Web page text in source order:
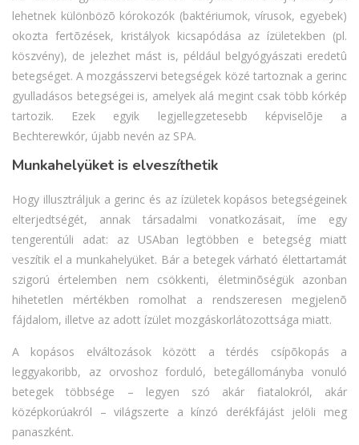
lehetnek különbözõ kórokozók (baktériumok, vírusok, egyebek)
okozta fertõzések, kristályok kicsapódása az ízületekben (pl.
köszvény), de jelezhet mást is, például belgyógyászati eredetû
betegséget. A mozgásszervi betegségek közé tartoznak a gerinc
gyulladásos betegségei is, amelyek alá megint csak több kórkép
tartozik. Ezek egyik legjellegzetesebb képviselõje a
Bechterewkór, újabb nevén az SPA.
Munkahelyüket is elveszíthetik
Hogy illusztráljuk a gerinc és az ízületek kopásos betegségeinek
elterjedtségét, annak társadalmi vonatkozásait, íme egy
tengerentúli adat: az USAban legtöbben e betegség miatt
veszítik el a munkahelyüket. Bár a betegek várható élettartamát
szigorú értelemben nem csökkenti, életminõségük azonban
hihetetlen mértékben romolhat a rendszeresen megjelenõ
fájdalom, illetve az adott ízület mozgáskorlátozottsága miatt.
A kopásos elváltozások között a térdés csípõkopás a
leggyakoribb, az orvoshoz forduló, betegállományba vonuló
betegek többsége – legyen szó akár fiatalokról, akár
középkorúakról – világszerte a kínzó derékfájást jelöli meg
panaszként.